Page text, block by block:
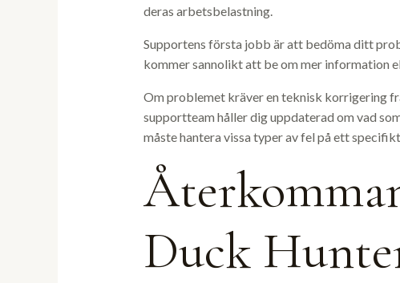
deras arbetsbelastning.
Supportens första jobb är att bedöma ditt
kommer sannolikt att be om mer information
Om problemet kräver en teknisk korrigering
supportteam håller dig uppdaterad om vad
måste hantera vissa typer av fel på ett
Duck